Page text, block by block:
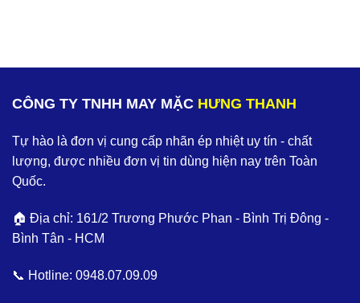
CÔNG TY TNHH MAY MẶC HƯNG THANH
Tự hào là đơn vị cung cấp nhãn ép nhiệt uy tín - chất
lượng, được nhiều đơn vị tin dùng hiện nay trên Toàn
Quốc.
🏠 Địa chỉ: 161/2 Trương Phước Phan - Bình Trị Đông -
Bình Tân - HCM
📞 Hotline: 0948.07.09.09